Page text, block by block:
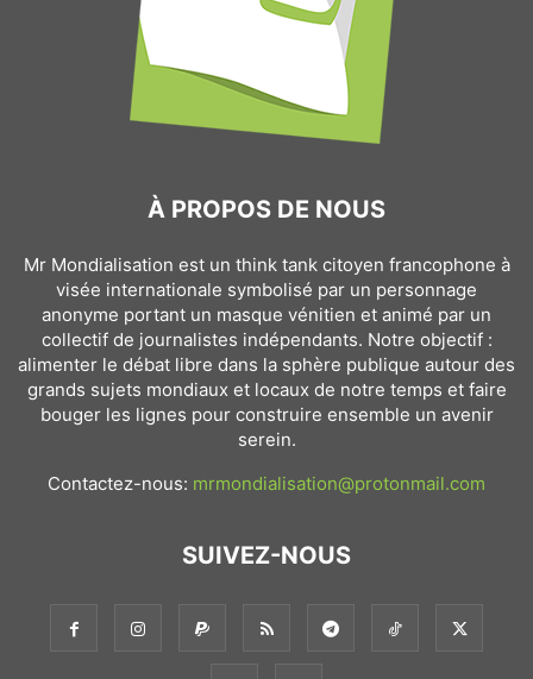
À PROPOS DE NOUS
Mr Mondialisation est un think tank citoyen francophone à
visée internationale symbolisé par un personnage
anonyme portant un masque vénitien et animé par un
collectif de journalistes indépendants. Notre objectif :
alimenter le débat libre dans la sphère publique autour des
grands sujets mondiaux et locaux de notre temps et faire
bouger les lignes pour construire ensemble un avenir
serein.
Contactez-nous: mrmondialisation@protonmail.com
SUIVEZ-NOUS